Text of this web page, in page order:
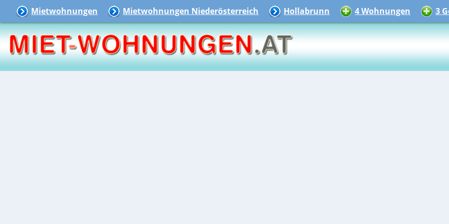
Mietwohnungen Mietwohnungen Niederösterreich Hollabrunn 4 Wohnungen 3